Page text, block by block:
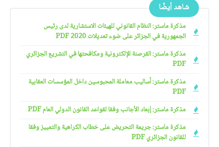
شاهد أيضًا
مذكرة ماستر: النظام القانوني للهيئات الاستشارية لدى رئيس
الجمهورية في الجزائر على ضوء تعديلات 2020 PDF
مذكرة ماستر: القرصنة الإلكترونية ومكافحتها في التشريع الجزائري
PDF
مذكرة ماستر: أساليب معاملة المحبوسين داخل المؤسسات العقابية
PDF
مذكرة ماستر: إبعاد الأجانب وفقا لقواعد القانون الدولي العام PDF
مذكرة ماستر: جريمة التحريض على خطاب الكراهية والتمييز وفقا
للقانون الجزائري PDF